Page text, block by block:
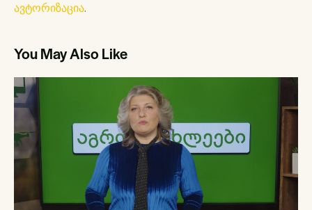
ავტორიზაცია.
You May Also Like